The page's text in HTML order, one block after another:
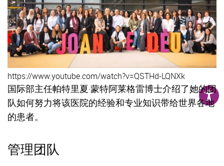
https://www.youtube.com/watch?v=QSTHd-LQNXk
国际部主任帕特里夏·蒙特阿莱格雷博士介绍了她的团
队如何努力将该医院的经验和专业知识带给世界各地
的患者。
管理团队